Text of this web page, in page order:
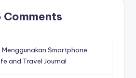
Comments
Menggunakan Smartphone
and Travel Journal